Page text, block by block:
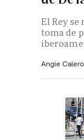
El Rey
toma de
Angie Calero